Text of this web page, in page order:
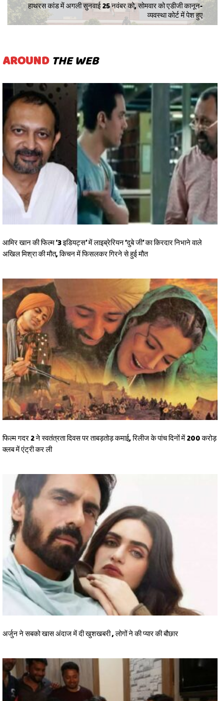
हाथरस कांड में अगली सुनवाई 25 नवंबर को, सोमवार को एडीजी कानून-
व्यवस्था कोर्ट में पेश हुए
AROUND THE WEB
आमिर खान की फिल्म ‘3 इडियट्स’ में लाइब्रेरियन ‘दुबे जी’ का किरदार निभाने वाले
अखिल मिश्रा की मौत, किचन में फिसलकर गिरने से हुई मौत
फिल्म गदर 2 ने स्वतंत्रता दिवस पर ताबड़तोड़ कमाई, रिलीज के पांच दिनों में 200 करोड़
क्लब में एंट्री कर ली
अर्जुन ने सबको खास अंदाज में दी खुशखबरी , लोगों ने की प्यार की बौछार